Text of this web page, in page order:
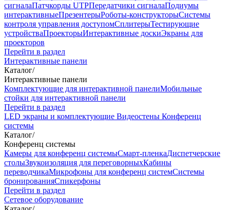
сигналаПатчкорды UTPПередатчики сигналаПодиумы
интерактивныеПрезентерыРоботы-конструкторыСистемы
контроля управления доступомСплитерыТестирующие
устройстваПроекторыИнтерактивные доскиЭкраны для
проекторов
Перейти в раздел
Интерактивные панели
Каталог/
Интерактивные панели
Комплектующие для интерактивной панелиМобильные
стойки для интерактивной панели
Перейти в раздел
LED экраны и комплектующие Видеостены Конференц
системы
Каталог/
Конференц системы
Камеры для конференц системыCмарт-пленкаДиспетчерские
столыЗвукоизоляция для переговорныхКабины
переводчикаМикрофоны для конференц системСистемы
бронированияСпикерфоны
Перейти в раздел
Сетевое оборудование